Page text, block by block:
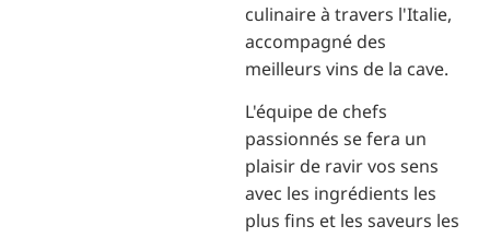
culinaire à travers l'Italie,
accompagné des
meilleurs vins de la cave.
L'équipe de chefs
passionnés se fera un
plaisir de ravir vos sens
avec les ingrédients les
plus fins et les saveurs les